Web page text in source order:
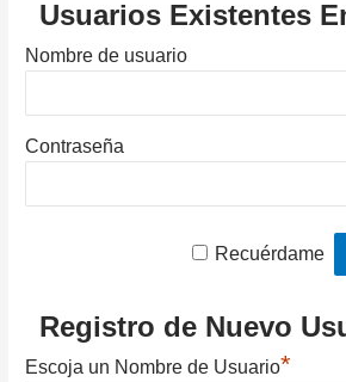
Usuarios Existentes
Nombre de usuario
Contraseña
Recuérdame
Registro de Nuevo
Escoja un Nombre de Usuario*